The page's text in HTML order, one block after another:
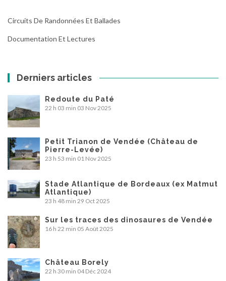
Circuits De Randonnées Et Ballades
Documentation Et Lectures
Derniers articles
Redoute du Paté
22 h 03 min 03 Nov 2025
Petit Trianon de Vendée (Château de
Pierre-Levée)
23 h 53 min 01 Nov 2025
Stade Atlantique de Bordeaux (ex Matmut
Atlantique)
23 h 48 min 29 Oct 2025
Sur les traces des dinosaures de Vendée
16 h 22 min 05 Août 2025
Château Borely
22 h 30 min 04 Déc 2024